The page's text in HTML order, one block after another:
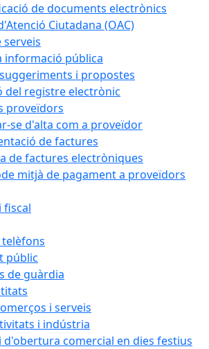
de documents electrònics
Ciutadana (OAC)
serveis
informació pública
i propostes
del registre electrònic
proveïdors
se d'alta com a proveïdor
de factures
de factures electròniques
mitjà de pagament a proveïdors
fiscal
telèfons
públic
de guàrdia
i serveis
i indústria
d'obertura comercial en dies festius